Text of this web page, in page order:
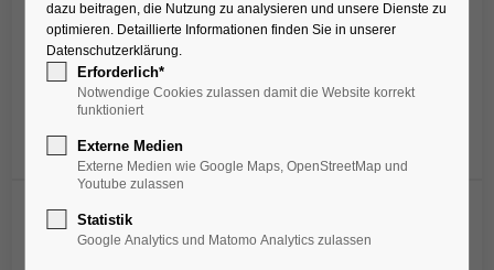
Krankenhäuser
Ilm-Kreis-Kliniken Arnstadt-
Illmenau - Hospitation
Merken
Wenn du die Ilm-Kreis-Kliniken zunächst
dazu beitragen, die Nutzung zu analysieren und unsere Dienste zu
optimieren. Detaillierte Informationen finden Sie in unserer
Datenschutzerklärung.
Erforderlich*
Notwendige Cookies zulassen damit die Website korrekt
funktioniert
Externe Medien
Externe Medien wie Google Maps, OpenStreetMap und
Youtube zulassen
Statistik
Google Analytics und Matomo Analytics zulassen